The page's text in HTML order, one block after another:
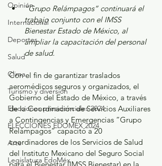
Opinión
Internacional
Deportes
Salud
Clima
Turismo y diversión
Elecciones presidenciales 2024
ELECCIONES EDOMEX 2024
Arte
Legislatura EdoMéx
“Grupo Relámpagos” continuará el
trabajo conjunto con el IMSS
Bienestar Estado de México, al
ampliar la capacitación del personal
de salud.
Con el fin de garantizar traslados
aeromédicos seguros y organizados, el
Gobierno del Estado de México, a través
de la Coordinación de Servicios Auxiliares
a Contingencias y Emergencias “Grupo
Relámpagos” capacitó a 20
coordinadores de los Servicios de Salud
del Instituto Mexicano del Seguro Social